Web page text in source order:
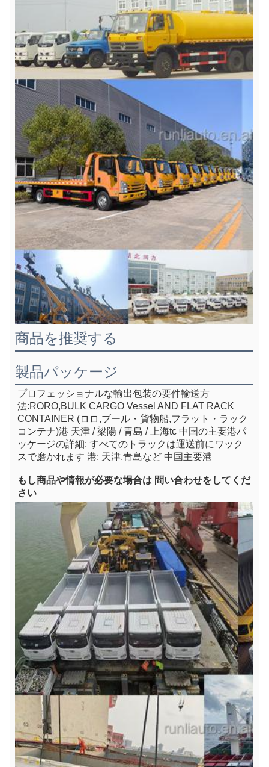
商品を推奨する
製品パッケージ
プロフェッショナルな輸出包装の要件輸送方
法:RORO,BULK CARGO Vessel AND FLAT RACK
CONTAINER (ロロ,ブール・貨物船,フラット・ラック
コンテナ)港 天津 / 梁陽 / 青島 / 上海tc 中国の主要港パ
ッケージの詳細: すべてのトラックは運送前にワック
スで磨かれます 港: 天津,青島など 中国主要港
もし商品や情報が必要な場合は 問い合わせをしてくだ
さい